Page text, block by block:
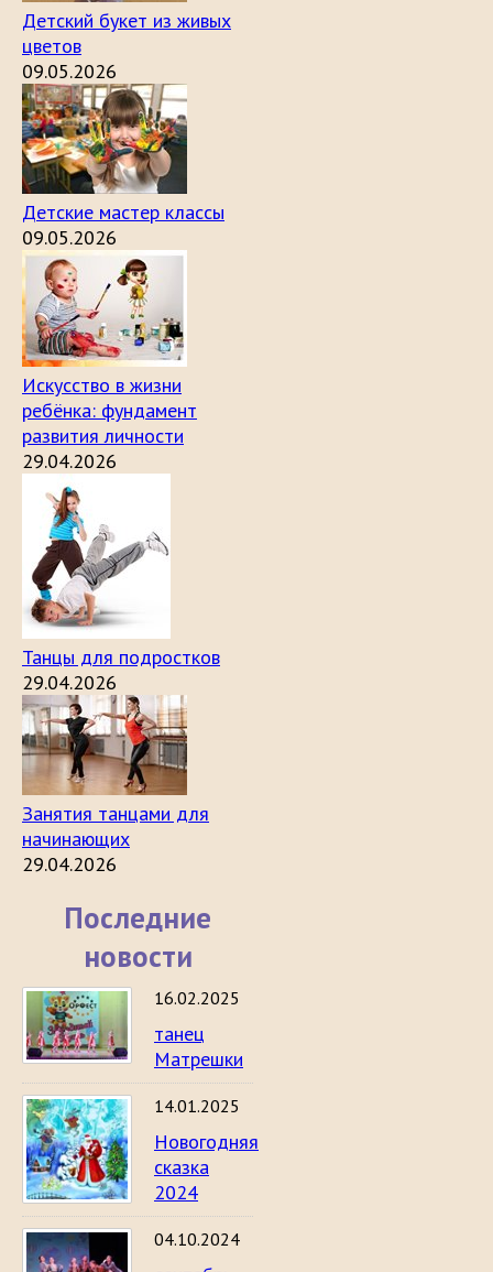
Детский букет из живых
цветов
09.05.2026
Детские мастер классы
09.05.2026
Искусство в жизни
ребёнка: фундамент
развития личности
29.04.2026
Танцы для подростков
29.04.2026
Занятия танцами для
начинающих
29.04.2026
Последние
новости
16.02.2025
танец
Матрешки
14.01.2025
Новогодняя
сказка
2024
04.10.2024